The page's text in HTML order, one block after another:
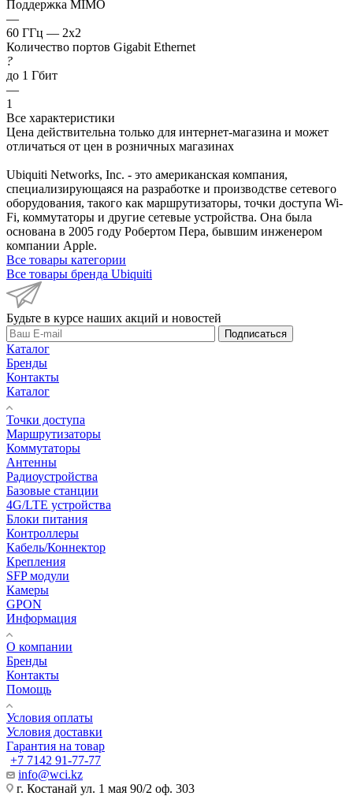
Поддержка MIMO
—
60 ГГц — 2x2
Количество портов Gigabit Ethernet
?
до 1 Гбит
—
1
Все характеристики
Цена действительна только для интернет-магазина и может
отличаться от цен в розничных магазинах
Ubiquiti Networks, Inc. - это американская компания,
специализирующаяся на разработке и производстве сетевого
оборудования, такого как маршрутизаторы, точки доступа Wi-
Fi, коммутаторы и другие сетевые устройства. Она была
основана в 2005 году Робертом Пера, бывшим инженером
компании Apple.
Все товары категории
Все товары бренда Ubiquiti
Будьте в курсе наших акций и новостей
Подписаться
Каталог
Бренды
Контакты
Каталог
Точки доступа
Маршрутизаторы
Коммутаторы
Антенны
Радиоустройства
Базовые станции
4G/LTE устройства
Блоки питания
Контроллеры
Кабель/Коннектор
Крепления
SFP модули
Камеры
GPON
Информация
О компании
Бренды
Контакты
Помощь
Условия оплаты
Условия доставки
Гарантия на товар
+7 7142 91-77-77
info@wci.kz
г. Костанай ул. 1 мая 90/2 оф. 303